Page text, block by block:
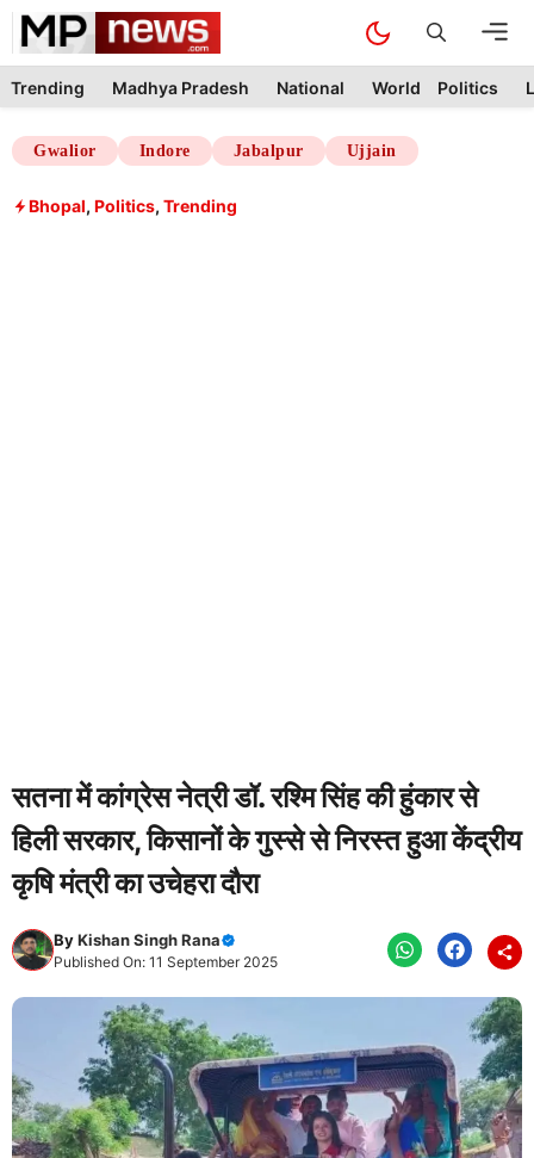
Skip
content
Trending Madhya Pradesh National World Politics
Gwalior Indore Jabalpur Ujjain
Bhopal, Politics, Trending
सतना में कांग्रेस नेत्री डॉ. रश्मि सिंह की हुंकार से
हिली सरकार, किसानों के गुस्से से निरस्त हुआ केंद्रीय
कृषि मंत्री का उचेहरा दौरा
ByKishan Singh Rana
Published On: 11 September 2025